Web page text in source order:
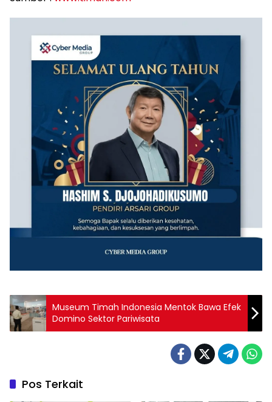
Museum Timah Indonesia Mentok Bawa Efek
Domino Sektor Pariwisata
Pos Terkait